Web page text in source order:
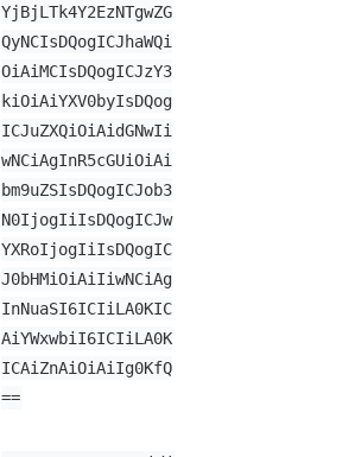
YjBjLTk4Y2EzNTgwZG
QyNCIsDQogICJhaWQi
OiAiMCIsDQogICJzY3
kiOiAiYXV0byIsDQog
ICJuZXQiOiAidGNwIi
wNCiAgInR5cGUiOiAi
bm9uZSIsDQogICJob3
N0IjogIiIsDQogICJw
YXRoIjogIiIsDQogIC
J0bHMiOiAiIiwNCiAg
InNuaSI6ICIiLA0KIC
AiYWxwbiI6ICIiLA0K
ICAiZnAiOiAiIg0KfQ
==